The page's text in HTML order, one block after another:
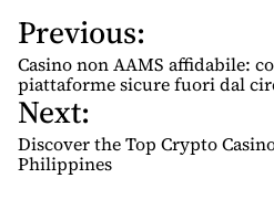
P
o
s
t
n
a
Previous:
Casino non AAMS affidabile:
piattaforme sicure fuori dal
Next:
Discover the Top Crypto
Philippines